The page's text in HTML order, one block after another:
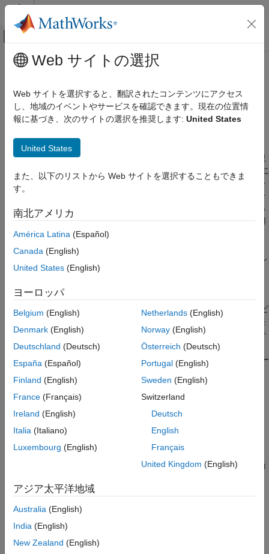
コンテンツへスキップ
オフキャンバス ナビゲーション メ
ドキュメンテーションのホーム
自動車
AUTOSAR Blockset
コンポーネントの開発
AUTOSAR Blockset
コンポーネントの開発
AUTOSAR キャリブレーションおよび測定デー
タ
AUTOSAR コンポーネント モデルから参照
されるサブモデルのキャリブレーション デ
項目一覧
サブモデルのデータ マッピングのワークフ
サブモデルのパラメーターの AUTOSAR コ
ンポーネント パラメーターへのマッピング
サブモデルのデータ ストアの AUTOSAR 変
数へのマッピング
AUTOSAR 変数へのサブモデル信号と状態の
マッピング
クロの生成
参考
メインコンテンツ
AUTOSAR コンポーネント モデル
から参照されるサブモデルのキャ
リブレーション データのマッピン
グ
AUTOSAR 設計の Simulink
実装では、モデル参照によって、規
模の大きいまたは数の多い AUTOSAR コンポーネントを階層的に
整理し管理することができます。サブモデル内でアルゴリズムを
定義し、それを繰り返し参照できます。参照されるモデルは、そ
れを使用するモデルとは独立してコンパイルします。これによっ
て、モジュラー開発、複数のコンポーネントや設計間での再使用
と共有、インクリメンタルなコード生成が可能となります。
AUTOSAR モデル参照の階層内の任意のモデルについて、モデル
データを実行時のキャリブレーション用に構成できます。
サブモデルで、コード マッピング エディターまたは同等の機能
を使用して、パラメーター、データ ストア、信号、状態をマッピ
ングできます。サブモデルにマッピングされた内部データはメモ
リ セクションで使用でき、ソフトウェアインザループ (SIL) のテ
ストおよびプロセッサインザループ (PIL) のテストに、最上位の
モデルから、または AUTOSAR ランタイム環境でのキャリブレー
サブモデルのデータ マッピングのワークフロー
Simulink サブモデル要素を AUTOSAR ソフトウェア コンポーネ
ント要素にマッピングするには、以下の手順に従います。
サブモデルを、AUTOSAR ソフトウェア コンポーネント モ
デルから参照されるモデルとして構成します。AUTOSAR コ
autosar.api.create
AUTOSAR コード パースペクティブで、コード マッピング
エディターを使用してサブモデルの内部データを構成しま
す。
Web サイトの選択
Web サイトを選択すると、翻訳されたコンテンツにアクセス
し、地域のイベントやサービスを確認できます。現在の位置情
報に基づき、次のサイトの選択を推奨します: United States
United States
また、以下のリストから Web サイトを選択することもできま
す。
南北アメリカ
América Latina (Español)
Canada (English)
United States (English)
ヨーロッパ
Belgium (English)
Denmark (English)
Deutschland (Deutsch)
España (Español)
Finland (English)
France (Français)
Ireland (English)
Italia (Italiano)
Luxembourg (English)
Netherlands(English)
Norway(English)
Österreich (Deutsch)
Portugal(English)
Sweden (English)
Switzerland
Deutsch
English
Français
United Kingdom (English)
アジア太平洋地域
Australia (English)
India (English)
New Zealand (English)